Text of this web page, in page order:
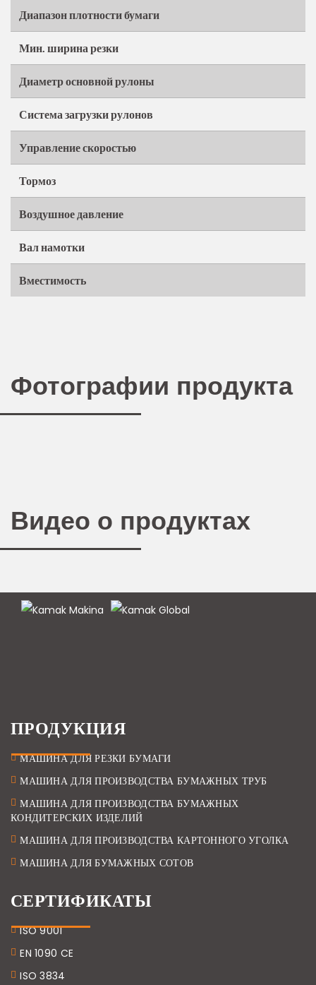
Диапазон плотности бумаги
Мин. ширина резки
Диаметр основной рулоны
Система загрузки рулонов
Управление скоростью
Тормоз
Воздушное давление
Вал намотки
Вместимость
Фотографии продукта
Видео о продуктах
ПРОДУКЦИЯ
МАШИНА ДЛЯ РЕЗКИ БУМАГИ
МАШИНА ДЛЯ ПРОИЗВОДСТВА БУМАЖНЫХ ТРУБ
МАШИНА ДЛЯ ПРОИЗВОДСТВА БУМАЖНЫХ
КОНДИТЕРСКИХ ИЗДЕЛИЙ
МАШИНА ДЛЯ ПРОИЗВОДСТВА КАРТОННОГО УГОЛКА
МАШИНА ДЛЯ БУМАЖНЫХ СОТОВ
СЕРТИФИКАТЫ
ISO 9001
EN 1090 CE
ISO 3834